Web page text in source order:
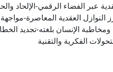
عبر الفضاء الرقمي-الإلحاد
العقدية المعاصرة-
ومخاطبة الإنسان بلغته-تجديد
الفكرية والتقنية